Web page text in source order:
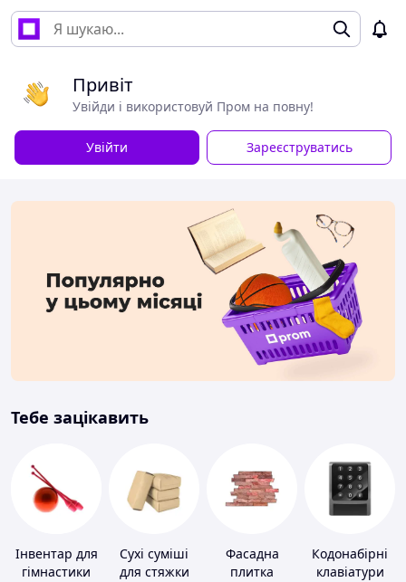
Привіт
Увійди і використовуй Пром на повну!
Увійти Зареєструватись
Тебе зацікавить
Інвентар для
гімнастики
Сухі суміші
для стяжки
Фасадна
плитка
Кодонабірні
клавіатури